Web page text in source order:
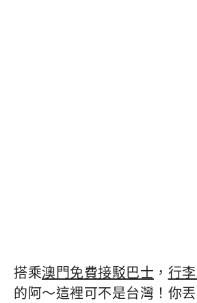
搭乘澳門免費接駁巴士 ， 行
的阿～這裡可不是台灣！你